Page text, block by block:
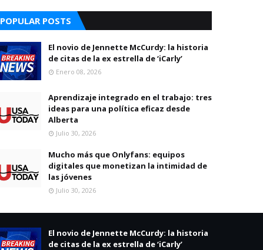
POPULAR POSTS
El novio de Jennette McCurdy: la historia
de citas de la ex estrella de ‘iCarly’
Enero 08, 2026
Aprendizaje integrado en el trabajo: tres
ideas para una política eficaz desde
Alberta
Julio 30, 2026
Mucho más que Onlyfans: equipos
digitales que monetizan la intimidad de
las jóvenes
Julio 30, 2026
El novio de Jennette McCurdy: la historia
de citas de la ex estrella de ‘iCarly’